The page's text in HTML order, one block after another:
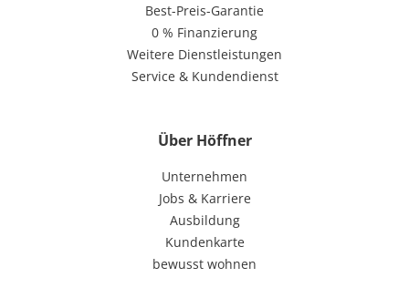
Best-Preis-Garantie
0 % Finanzierung
Weitere Dienstleistungen
Service & Kundendienst
Über Höffner
Unternehmen
Jobs & Karriere
Ausbildung
Kundenkarte
bewusst wohnen